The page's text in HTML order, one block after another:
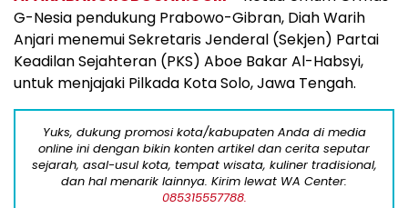
G-Nesia pendukung Prabowo-Gibran, Diah Warih
Anjari menemui Sekretaris Jenderal (Sekjen) Partai
Keadilan Sejahteran (PKS) Aboe Bakar Al-Habsyi,
untuk menjajaki Pilkada Kota Solo, Jawa Tengah.
Yuks, dukung promosi kota/kabupaten Anda di media
online ini dengan bikin konten artikel dan cerita seputar
sejarah, asal-usul kota, tempat wisata, kuliner tradisional,
dan hal menarik lainnya. Kirim lewat WA Center:
085315557788.